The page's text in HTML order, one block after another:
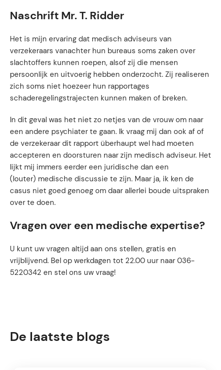
Naschrift Mr. T. Ridder
Het is mijn ervaring dat medisch adviseurs van
verzekeraars vanachter hun bureaus soms zaken over
slachtoffers kunnen roepen, alsof zij die mensen
persoonlijk en uitvoerig hebben onderzocht. Zij realiseren
zich soms niet hoezeer hun rapportages
schaderegelingstrajecten kunnen maken of breken.
In dit geval was het niet zo netjes van de vrouw om naar
een andere psychiater te gaan. Ik vraag mij dan ook af of
de verzekeraar dit rapport überhaupt wel had moeten
accepteren en doorsturen naar zijn medisch adviseur. Het
lijkt mij immers eerder een juridische dan een
(louter) medische discussie te zijn. Maar ja, ik ken de
casus niet goed genoeg om daar allerlei boude uitspraken
over te doen.
Vragen over een medische expertise?
U kunt uw vragen altijd aan ons stellen, gratis en
vrijblijvend. Bel op werkdagen tot 22.00 uur naar 036-
5220342 en stel ons uw vraag!
De laatste blogs